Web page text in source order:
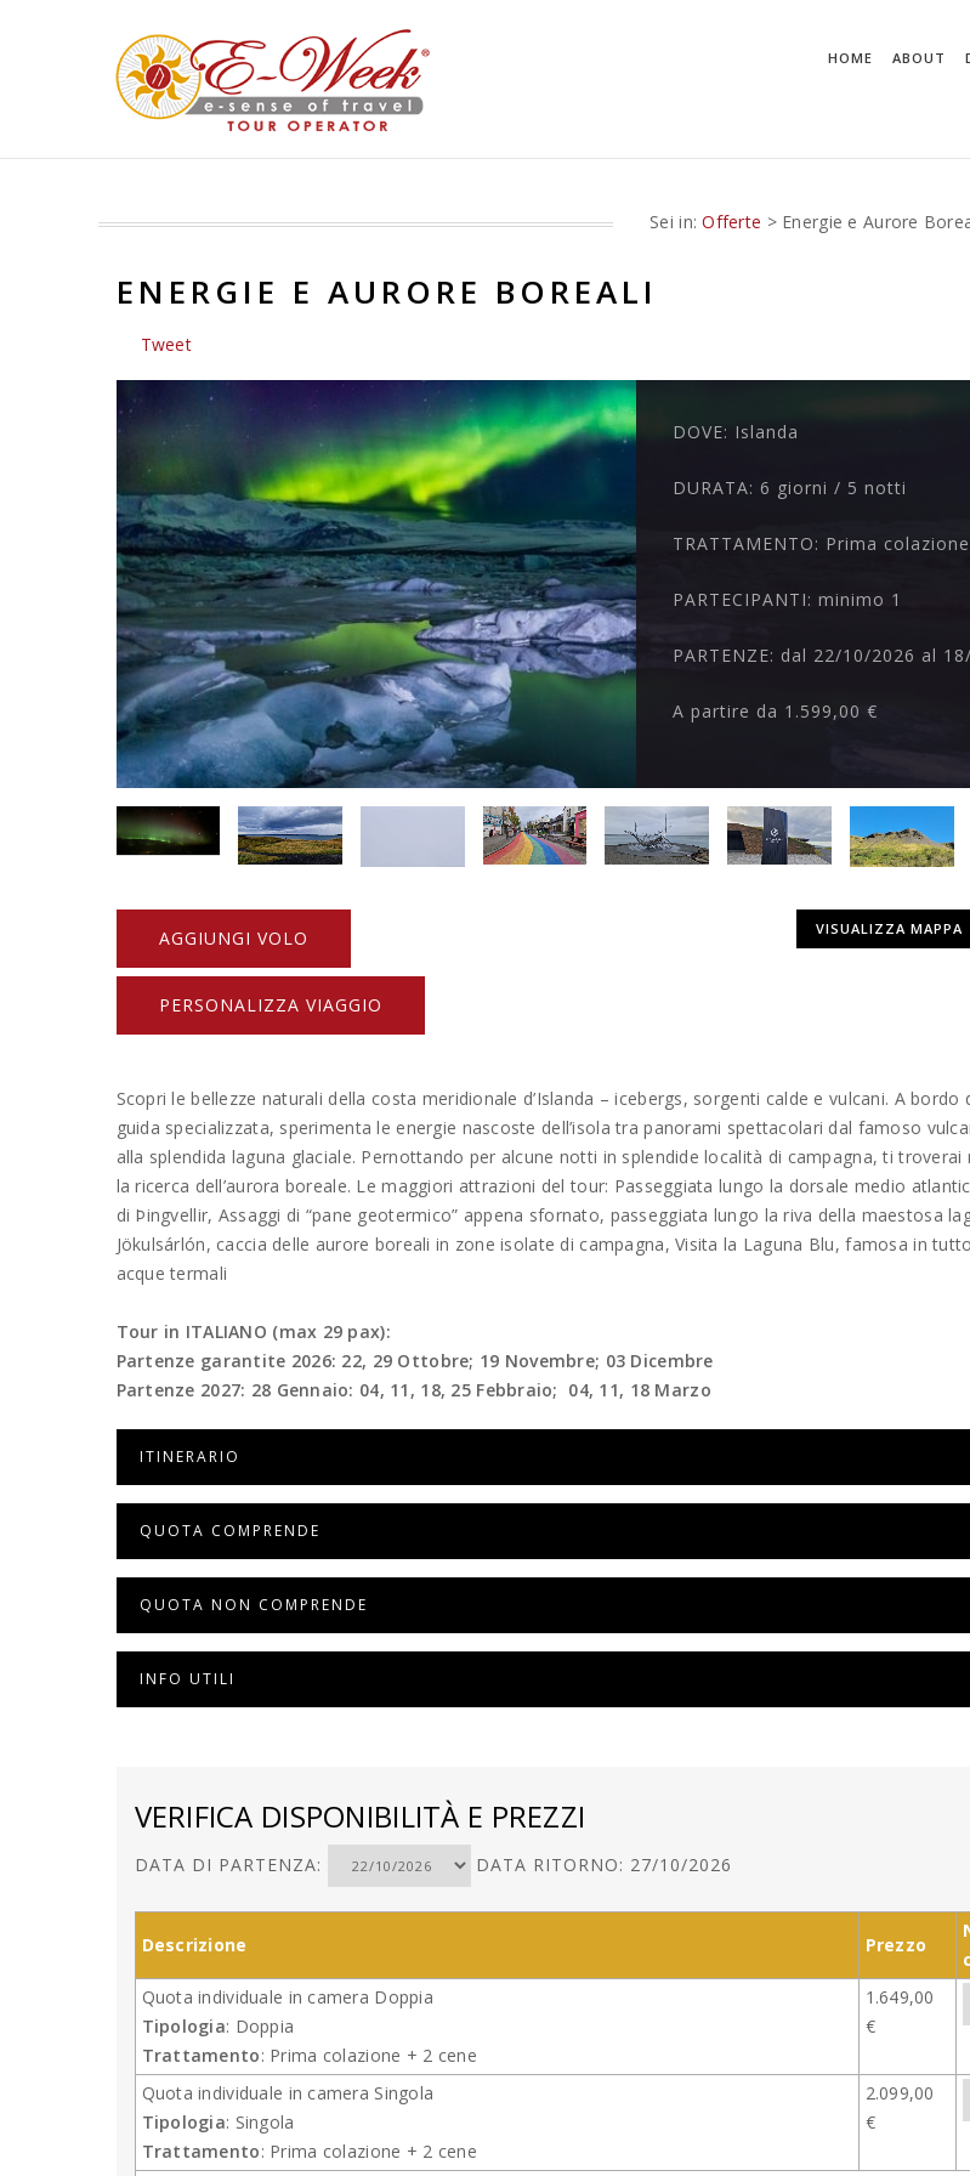
HOME ABOUT
Sei in:Offerte > Energie e Aurore
ENERGIE E AURORE BOREALI
Tweet
DOVE: Islanda
DURATA: 6 giorni / 5 notti
TRATTAMENTO: Prima
PARTECIPANTI:minimo 1
PARTENZE: dal 22/10/2026 al
A partire da 1.599,00 €
AGGIUNGI VOLO
PERSONALIZZA VIAGGIO
VISUALIZZA MAPPA
Scopri le bellezze naturali della costa meridionale d’Islanda – icebergs, sorgenti calde e vulcani. A bordo
guida specializzata, sperimenta le energie nascoste dell’isola tra panorami spettacolari dal famoso
alla splendida laguna glaciale. Pernottando per alcune notti in splendide località di campagna, ti
la ricerca dell’aurora boreale. Le maggiori attrazioni del tour: Passeggiata lungo la dorsale medio
di Þingvellir, Assaggi di “pane geotermico” appena sfornato, passeggiata lungo la riva della maestosa
Jökulsárlón, caccia delle aurore boreali in zone isolate di campagna, Visita la Laguna Blu, famosa in
acque termali
Tour in ITALIANO (max 29 pax):
Partenze garantite 2026: 22, 29 Ottobre; 19 Novembre; 03 Dicembre
Partenze 2027: 28 Gennaio: 04, 11, 18, 25 Febbraio; 04, 11, 18 Marzo
ITINERARIO
QUOTA COMPRENDE
QUOTA NON COMPRENDE
INFO UTILI
VERIFICA DISPONIBILITÀ E PREZZI
DATA DI PARTENZA: DATA RITORNO: 27/10/2026
Descrizione Prezzo
Quota individuale in camera Doppia
Tipologia: Doppia
Trattamento: Prima colazione + 2 cene
1.649,00
€
Quota individuale in camera Singola
Tipologia: Singola
Trattamento: Prima colazione + 2 cene
2.099,00
€